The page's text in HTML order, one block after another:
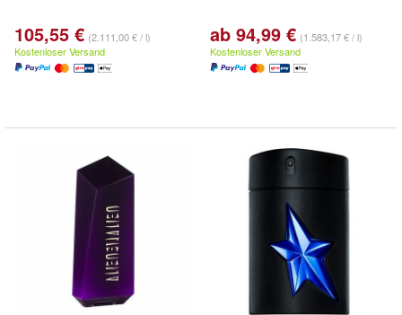
105,55 € (2.111,00 € / l)
Kostenloser Versand
ab 94,99 € (1.583,17 € / l)
Kostenloser Versand